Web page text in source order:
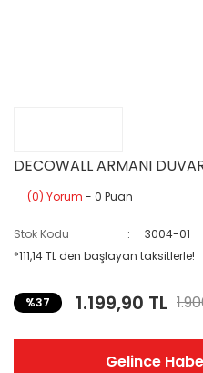
DECOWALL ARMANI
(0) Yorum - 0 Puan
Stok Kodu
3004-01
*111,14 TL den başlayan taksitlerle!
%37 1.199,90 TL
Gelince